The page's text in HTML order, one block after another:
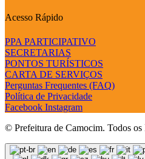
Acesso Rápido
PPA PARTICIPATIVO
SECRETARIAS
PONTOS TURÍSTICOS
CARTA DE SERVIÇOS
Perguntas Frequentes (FAQ)
Política de Privacidade
Facebook Instagram
© Prefeitura de Camocim. Todos os